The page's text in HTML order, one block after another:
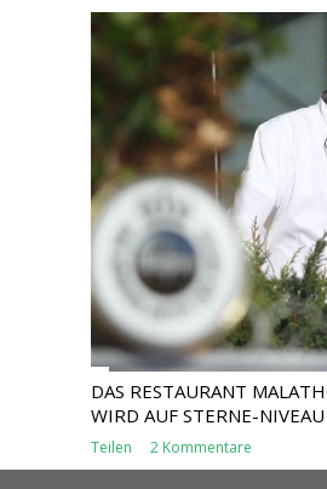
DAS RESTAURANT
WIRD AUF STERNE-
Teilen 2 Kommentare